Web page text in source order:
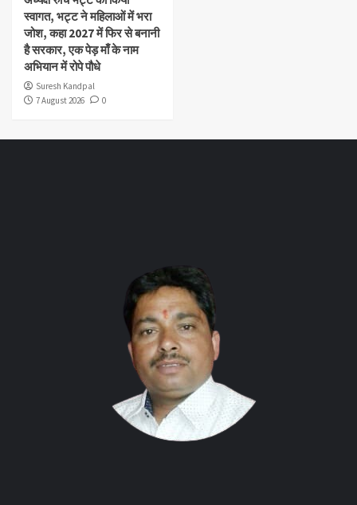
स्वागत, भट्ट ने महिलाओं में भरा
जोश, कहा 2027 में फिर से बनानी
है सरकार, एक पेड़ माँ के नाम
अभियान में रोपे पौधे
Suresh Kandpal
7 August 2026
0